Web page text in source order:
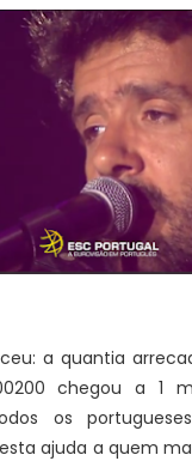
a quantia
chegou a 1
os
ajuda a quem